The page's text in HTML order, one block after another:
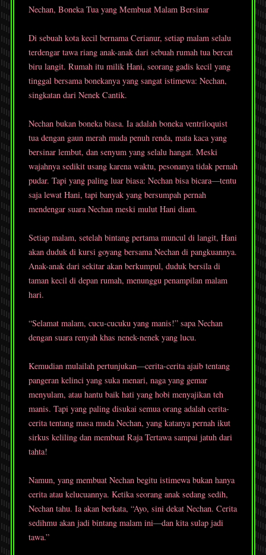
Nechan, Boneka Tua yang Membuat Malam Bersinar
Di sebuah kota kecil bernama Cerianur, setiap malam selalu
terdengar tawa riang anak-anak dari sebuah rumah tua bercat
biru langit. Rumah itu milik Hani, seorang gadis kecil yang
tinggal bersama bonekanya yang sangat istimewa: Nechan,
singkatan dari Nenek Cantik.
Nechan bukan boneka biasa. Ia adalah boneka ventriloquist
tua dengan gaun merah muda penuh renda, mata kaca yang
bersinar lembut, dan senyum yang selalu hangat. Meski
wajahnya sedikit usang karena waktu, pesonanya tidak pernah
pudar. Tapi yang paling luar biasa: Nechan bisa bicara—tentu
saja lewat Hani, tapi banyak yang bersumpah pernah
mendengar suara Nechan meski mulut Hani diam.
Setiap malam, setelah bintang pertama muncul di langit, Hani
akan duduk di kursi goyang bersama Nechan di pangkuannya.
Anak-anak dari sekitar akan berkumpul, duduk bersila di
taman kecil di depan rumah, menunggu penampilan malam
hari.
“Selamat malam, cucu-cucuku yang manis!” sapa Nechan
dengan suara renyah khas nenek-nenek yang lucu.
Kemudian mulailah pertunjukan—cerita-cerita ajaib tentang
pangeran kelinci yang suka menari, naga yang gemar
menyulam, atau hantu baik hati yang hobi menyajikan teh
manis. Tapi yang paling disukai semua orang adalah cerita-
cerita tentang masa muda Nechan, yang katanya pernah ikut
sirkus keliling dan membuat Raja Tertawa sampai jatuh dari
tahta!
Namun, yang membuat Nechan begitu istimewa bukan hanya
cerita atau kelucuannya. Ketika seorang anak sedang sedih,
Nechan tahu. Ia akan berkata, “Ayo, sini dekat Nechan. Cerita
sedihmu akan jadi bintang malam ini—dan kita sulap jadi
tawa.”